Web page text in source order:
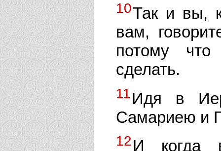
10Так и вы,
вам,
потому
сделать.
11Идя в
Самариею и
12И когда